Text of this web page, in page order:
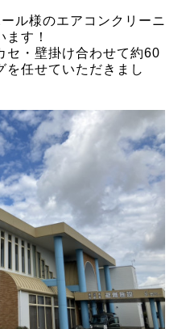
ル様のエアコンクリーニ
す！
セ・壁掛け合わせて約60
を任せていただきまし